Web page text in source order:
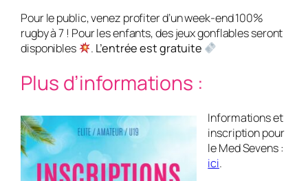
Pour le public, venez profiter d’un week-end 100%
rugby à 7 ! Pour les enfants, des jeux gonflables seront
disponibles
. L’entrée est gratuite
Plus d’informations :
Informations et
inscription pour
le Med Sevens :
ici.